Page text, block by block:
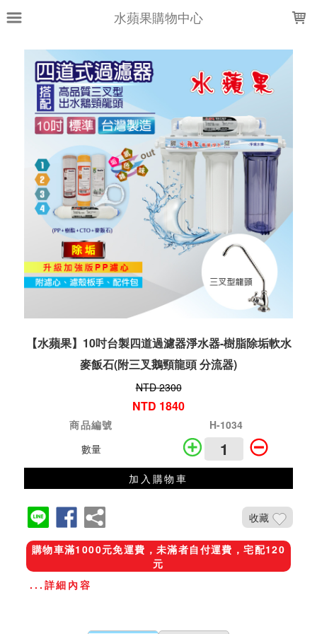
水蘋果購物中心
【水蘋果】10吋台製四道過濾器淨水器-樹脂除垢軟水
麥飯石(附三叉鵝頸龍頭 分流器)
NTD 2300
NTD 1840
商品編號
H-1034
數量
加入購物車
收藏
購物車滿1000元免運費，未滿者自付運費，宅配120
元
...詳細內容